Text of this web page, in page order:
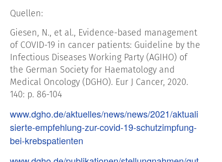
Quellen:
Giesen, N., et al., Evidence-based management
of COVID-19 in cancer patients: Guideline by the
Infectious Diseases Working Party (AGIHO) of
the German Society for Haematology and
Medical Oncology (DGHO). Eur J Cancer, 2020.
140: p. 86-104
www.dgho.de/aktuelles/news/news/2021/aktuali
sierte-empfehlung-zur-covid-19-schutzimpfung-
bei-krebspatienten